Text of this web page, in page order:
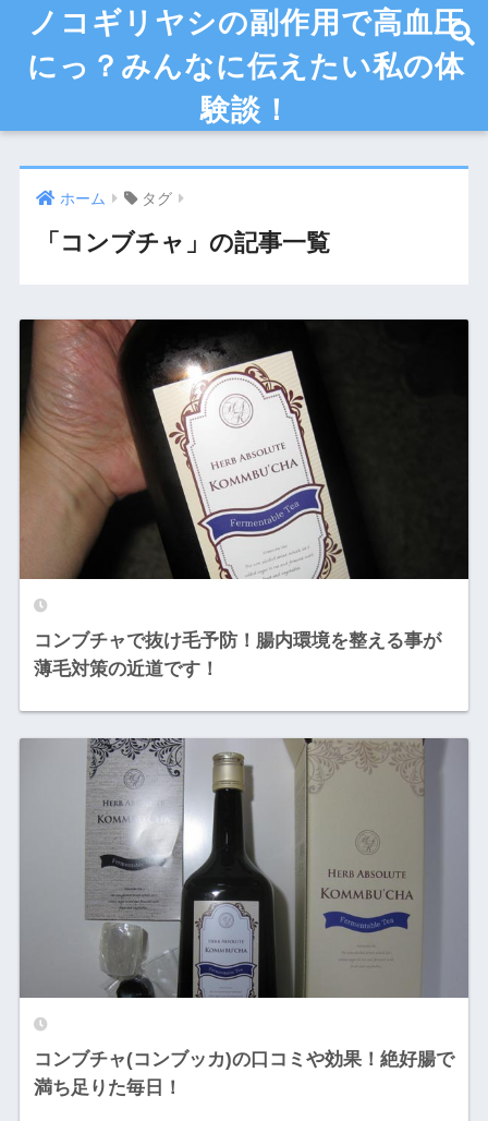
ノコギリヤシの副作用で高血圧
にっ？みんなに伝えたい私の体
験談！
ホーム タグ
「コンブチャ」の記事一覧
コンブチャで抜け毛予防！腸内環境を整える事が
薄毛対策の近道です！
コンブチャ(コンブッカ)の口コミや効果！絶好腸で
満ち足りた毎日！